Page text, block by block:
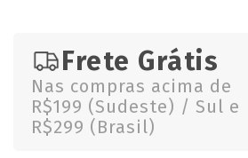
Frete Grátis
Nas compras acima de
R$199 (Sudeste) / Sul e
R$299 (Brasil)